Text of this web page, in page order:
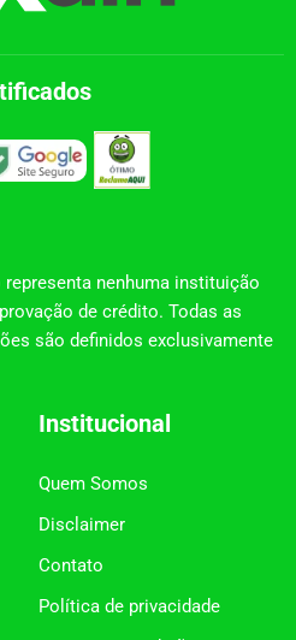
nenhuma instituição
de crédito. Todas as
são definidos exclusivamente
Institucional
Quem Somos
Disclaimer
Contato
Política de privacidade